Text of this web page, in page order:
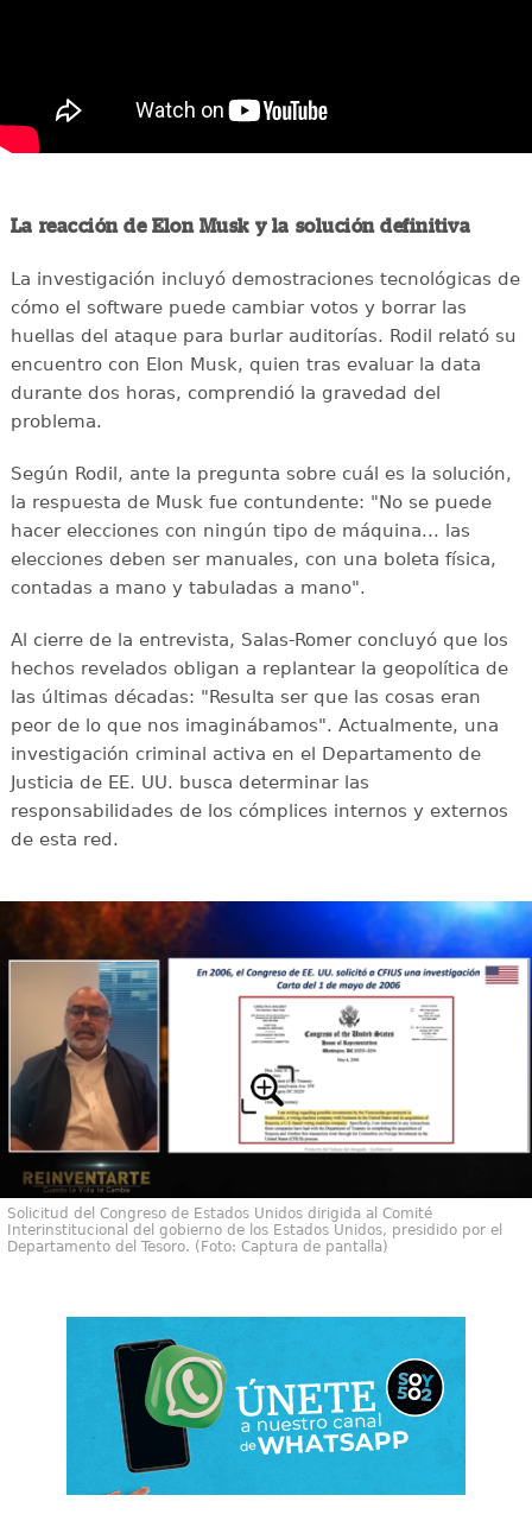
La reacción de Elon Musk y la solución definitiva
La investigación incluyó demostraciones tecnológicas de
cómo el software puede cambiar votos y borrar las
huellas del ataque para burlar auditorías. Rodil relató su
encuentro con Elon Musk, quien tras evaluar la data
durante dos horas, comprendió la gravedad del
problema.
Según Rodil, ante la pregunta sobre cuál es la solución,
la respuesta de Musk fue contundente: "No se puede
hacer elecciones con ningún tipo de máquina... las
elecciones deben ser manuales, con una boleta física,
contadas a mano y tabuladas a mano".
Al cierre de la entrevista, Salas-Romer concluyó que los
hechos revelados obligan a replantear la geopolítica de
las últimas décadas: "Resulta ser que las cosas eran
peor de lo que nos imaginábamos". Actualmente, una
investigación criminal activa en el Departamento de
Justicia de EE. UU. busca determinar las
responsabilidades de los cómplices internos y externos
de esta red.
Solicitud del Congreso de Estados Unidos dirigida al Comité
Interinstitucional del gobierno de los Estados Unidos, presidido por el
Departamento del Tesoro. (Foto: Captura de pantalla)